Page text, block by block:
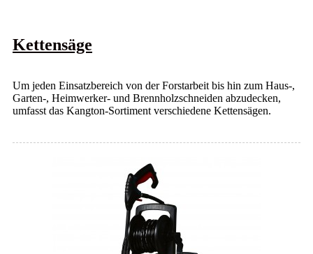
Kettensäge
Um jeden Einsatzbereich von der Forstarbeit bis hin zum Haus-,
Garten-, Heimwerker- und Brennholzschneiden abzudecken,
umfasst das Kangton-Sortiment verschiedene Kettensägen.